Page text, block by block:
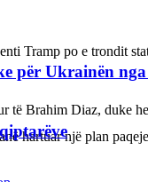
për Ukrainën
hartuar një plan
Tramp po e trondit
të Brahim Diaz, duke